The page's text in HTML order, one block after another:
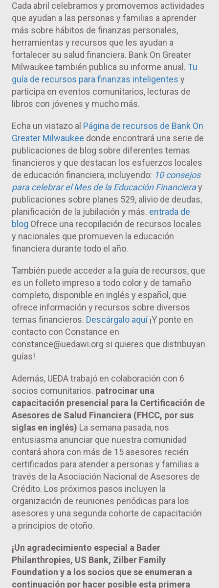
Cada abril celebramos y promovemos actividades
que ayudan a las personas y familias a aprender
más sobre hábitos de finanzas personales,
herramientas y recursos que les ayudan a
fortalecer su salud financiera. Bank On Greater
Milwaukee también publica su informe anual. Tu
guía de recursos para finanzas inteligentes y
participa en eventos comunitarios, lecturas de
libros con jóvenes y mucho más.
Echa un vistazo al Página de recursos de Bank On
Greater Milwaukee donde encontrará una serie de
publicaciones de blog sobre diferentes temas
financieros y que destacan los esfuerzos locales
de educación financiera, incluyendo: 10 consejos
para celebrar el Mes de la Educación Financieray
publicaciones sobre planes 529, alivio de deudas,
planificación de la jubilación y más. entrada de
blog Ofrece una recopilación de recursos locales
y nacionales que promueven la educación
financiera durante todo el año.
También puede acceder a la guía de recursos, que
es un folleto impreso a todo color y de tamaño
completo, disponible en inglés y español, que
ofrece información y recursos sobre diversos
temas financieros. Descárgalo aquí¡Y ponte en
contacto con Constance en
constance@uedawi.org si quieres que distribuyan
guías!
Además, UEDA trabajó en colaboración con 6
socios comunitarios. patrocinar una
capacitación presencial para la Certificación de
Asesores de Salud Financiera (FHCC, por sus
siglas en inglés) La semana pasada, nos
entusiasma anunciar que nuestra comunidad
contará ahora con más de 15 asesores recién
certificados para atender a personas y familias a
través de la Asociación Nacional de Asesores de
Crédito. Los próximos pasos incluyen la
organización de reuniones periódicas para los
asesores y una segunda cohorte de capacitación
a principios de otoño.
¡Un agradecimiento especial a Bader
Philanthropies, US Bank, Zilber Family
Foundation y a los socios que se enumeran a
continuación por hacer posible esta primera